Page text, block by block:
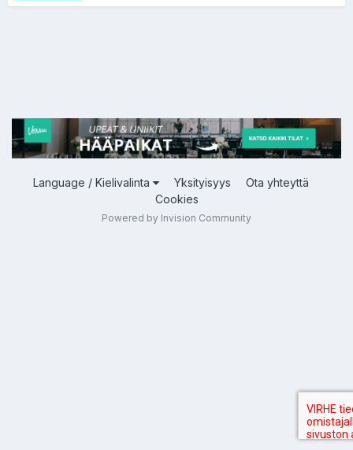
Language / Kielivalinta Yksityisyys
Ota yhteyttä
Cookies
Powered by Invision Community